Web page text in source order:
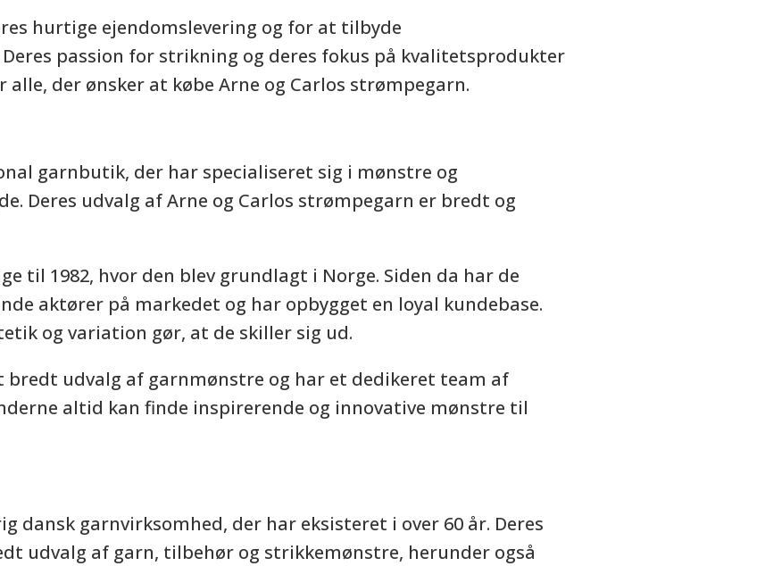
hurtige ejendomslevering og for at tilbyde
passion for strikning og deres fokus på kvalitetsprodukter
der ønsker at købe Arne og Carlos strømpegarn.
garnbutik, der har specialiseret sig i mønstre og
Deres udvalg af Arne og Carlos strømpegarn er bredt og
til 1982, hvor den blev grundlagt i Norge. Siden da har de
aktører på markedet og har opbygget en loyal kundebase.
og variation gør, at de skiller sig ud.
bredt udvalg af garnmønstre og har et dedikeret team af
altid kan finde inspirerende og innovative mønstre til
dansk garnvirksomhed, der har eksisteret i over 60 år. Deres
udvalg af garn, tilbehør og strikkemønstre, herunder også